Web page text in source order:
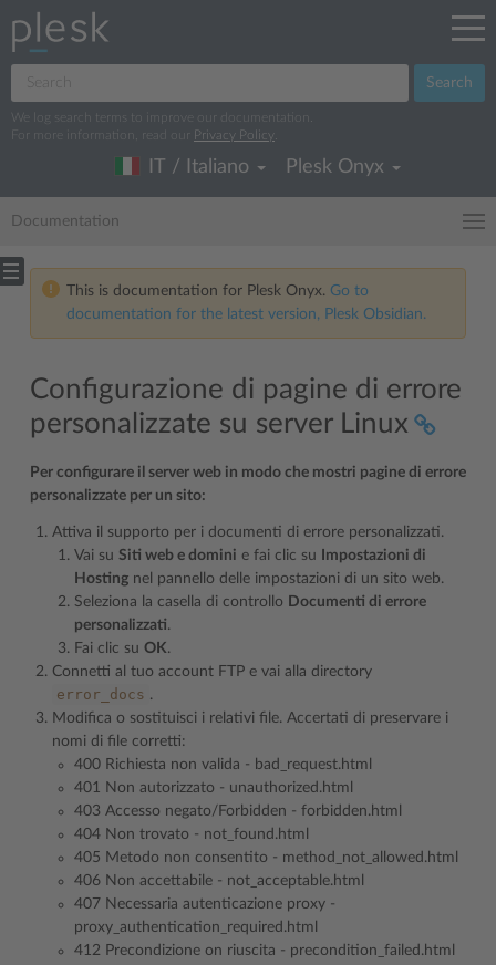
Search
We log search terms to improve our documentation.
For more information, read our
Privacy Policy
IT / Italiano Plesk Onyx
Documentation
This is documentation for Plesk Onyx. Go to
documentation for the latest version, Plesk Obsidian.
Configurazione di pagine di errore
personalizzate su server Linux
Per configurare il server web in modo che mostri pagine di errore
personalizzate per un sito:
Attiva il supporto per i documenti di errore personalizzati.
Vai su Siti web e domini e fai clic su
Impostazioni di
Hosting nel pannello delle impostazioni di un sito web.
Seleziona la casella di controllo Documenti di errore
personalizzati.
Fai clic su OK.
Connetti al tuo account FTP e vai alla directory
error_docs .
Modifica o sostituisci i relativi file. Accertati di preservare i
nomi di file corretti:
400 Richiesta non valida - bad_request.html
401 Non autorizzato - unauthorized.html
403 Accesso negato/Forbidden - forbidden.html
404 Non trovato - not_found.html
405 Metodo non consentito - method_not_allowed.html
406 Non accettabile - not_acceptable.html
407 Necessaria autenticazione proxy -
proxy_authentication_required.html
412 Precondizione on riuscita - precondition_failed.html